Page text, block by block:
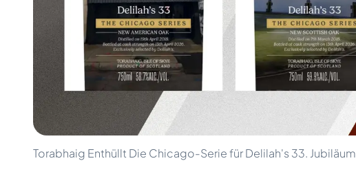
200-500€
Kommende Veröffentlichungen
Kollektionen
Kundenfavoriten
Rar & Sammlerstück
Limitierte Auflagen
Geschlossene Brennerei
Süßer Whisky
Diplomatico
Don Julio
Gin Mare
Mangabeiras
Hennessy
Martell
Remy Martin
Ron Zacapa
Torabhaig Enthüllt Die Chicago-Serie für Delilah's 33. Jubiläum